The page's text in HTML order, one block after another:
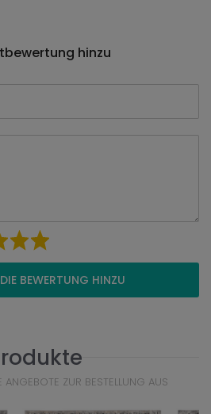
hinzu
BEWERTUNG HINZU
ZUR BESTELLUNG AUS